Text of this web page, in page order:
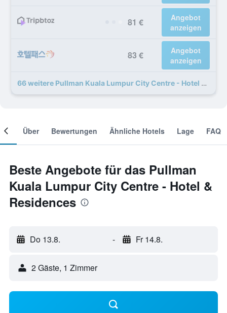
81 €
Angebot
anzeigen
83 €
Angebot
anzeigen
66 weitere Pullman Kuala Lumpur City Centre - Hotel & Residences Angebote
Über Bewertungen Ähnliche Hotels Lage FAQ
Beste Angebote für das Pullman
Kuala Lumpur City Centre - Hotel &
Residences
Do 13.8. - Fr 14.8.
2 Gäste, 1 Zimmer